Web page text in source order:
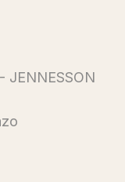
JENNESSON